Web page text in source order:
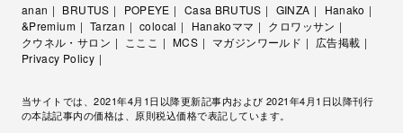
anan BRUTUS POPEYE Casa BRUTUS GINZA
Hanako
&Premium
Tarzan colocal Hanakoママ
クロワッサン
クウネル・サロン
こここ MCS マガジンワールド
広告掲載
Privacy Policy
当サイトでは、2021年4月1日以降更新記事内および 2021年4月1日以降刊行
の本誌記事内の価格は、原則税込価格で表記しています。